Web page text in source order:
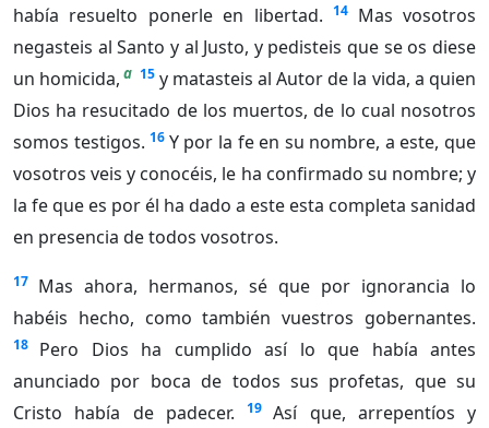
había resuelto ponerle en libertad. 14 Mas vosotros
negasteis al Santo y al Justo, y pedisteis que se os diese
un homicida, a 15 y matasteis al Autor de la vida, a quien
Dios ha resucitado de los muertos, de lo cual nosotros
somos testigos. 16 Y por la fe en su nombre, a este, que
vosotros veis y conocéis, le ha confirmado su nombre; y
la fe que es por él ha dado a este esta completa sanidad
en presencia de todos vosotros.
17 Mas ahora, hermanos, sé que por ignorancia lo
habéis hecho, como también vuestros gobernantes.
18
Pero Dios ha cumplido así lo que había antes
anunciado por boca de todos sus profetas, que su
Cristo había de padecer.
19
Así que, arrepentíos y